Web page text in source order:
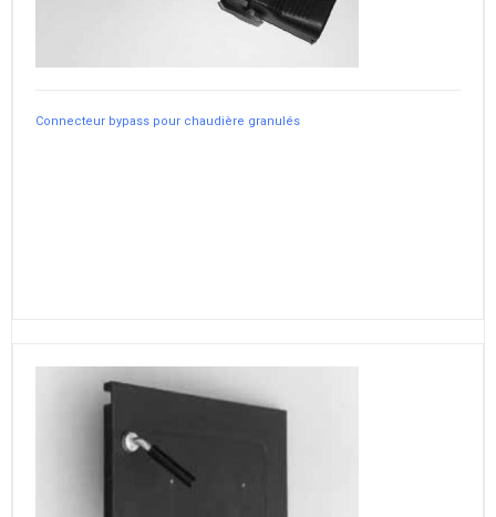
Connecteur bypass pour chaudière granulés